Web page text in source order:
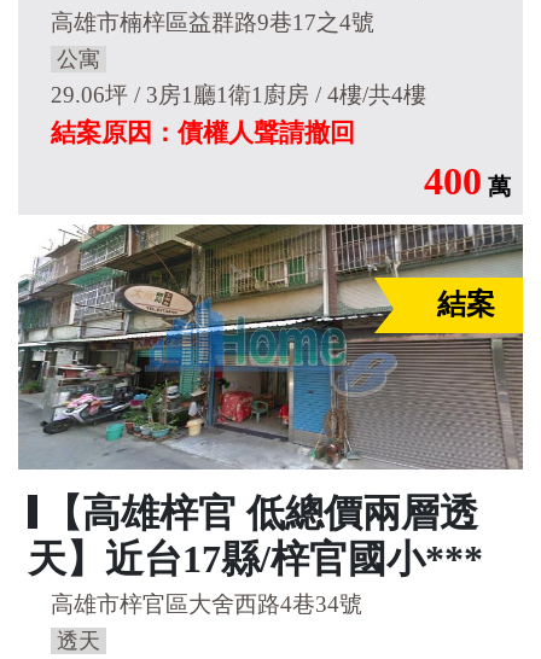
高雄市楠梓區益群路9巷17之4號
公寓
29.06坪 / 3房1廳1衛1廚房 / 4樓/共4樓
結案原因：債權人聲請撤回
400 萬
結案
【高雄梓官 低總價兩層透
天】近台17縣/梓官國小***
高雄市梓官區大舍西路4巷34號
透天